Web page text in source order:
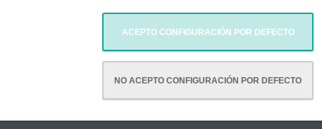
ACEPTO CONFIGURACIÓN POR DEFECTO
NO ACEPTO CONFIGURACIÓN POR DEFECTO